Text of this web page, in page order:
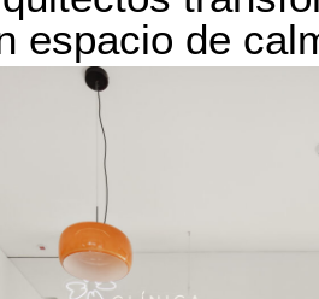
espacio de